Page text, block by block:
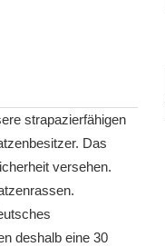
strapazierfähigen
Das
versehen.
deshalb eine 30